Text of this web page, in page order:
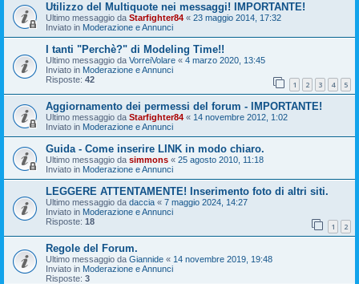
Utilizzo del Multiquote nei messaggi! IMPORTANTE!
Ultimo messaggio da Starfighter84 « 23 maggio 2014, 17:32
Inviato in Moderazione e Annunci
I tanti "Perchè?" di Modeling Time!!
Ultimo messaggio da VorreiVolare « 4 marzo 2020, 13:45
Inviato in Moderazione e Annunci
Risposte: 42 1 2 3 4 5
Aggiornamento dei permessi del forum - IMPORTANTE!
Ultimo messaggio da Starfighter84 « 14 novembre 2012, 1:02
Inviato in Moderazione e Annunci
Guida - Come inserire LINK in modo chiaro.
Ultimo messaggio da simmons « 25 agosto 2010, 11:18
Inviato in Moderazione e Annunci
LEGGERE ATTENTAMENTE! Inserimento foto di altri siti.
Ultimo messaggio da daccia « 7 maggio 2024, 14:27
Inviato in Moderazione e Annunci
Risposte: 18 1 2
Regole del Forum.
Ultimo messaggio da Giannide « 14 novembre 2019, 19:48
Inviato in Moderazione e Annunci
Risposte: 3